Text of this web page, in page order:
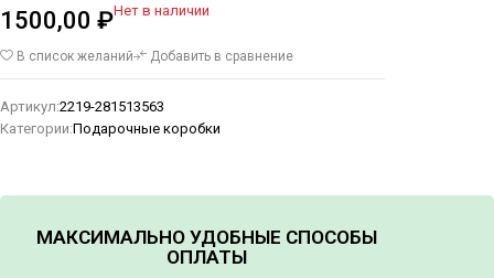
1500,00 ₽Нет в наличии
В список желаний Добавить в сравнение
Артикул:2219-281513563
Категории:Подарочные коробки
МАКСИМАЛЬНО УДОБНЫЕ СПОСОБЫ
ОПЛАТЫ